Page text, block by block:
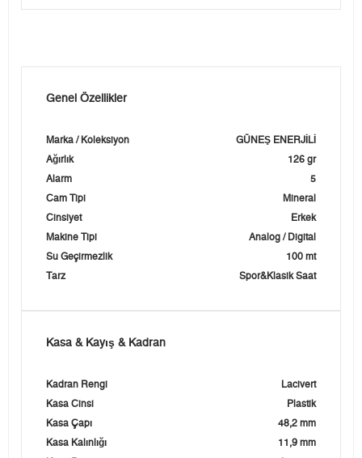
Genel Özellikler
Marka / Koleksiyon
GÜNEŞ ENERJİLİ
Ağırlık
126 gr
Alarm
5
Cam Tipi
Mineral
Cinsiyet
Erkek
Makine Tipi
Analog / Digital
Su Geçirmezlik
100 mt
Tarz
Spor&Klasik Saat
Kasa & Kayış & Kadran
Kadran Rengi
Lacivert
Kasa Cinsi
Plastik
Kasa Çapı
48,2 mm
Kasa Kalınlığı
11,9 mm